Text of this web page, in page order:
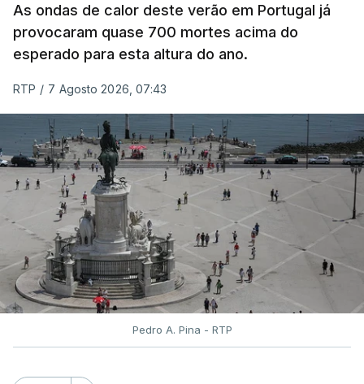
e rigor do processo" devido às falhas na
classificação eletrónica.
Serão também publicadas as notas da 2.ª fase
Quanto aos pedidos de reapreciação de provas
realizadas durante a 1.ª fase, os resultados só
serão disponibilizados às escolas hoje, mas o MECI
assegurou que as pautas serão afixadas durante a
tarde.
A tutela justificou a demora no processo de
reapreciações com o "elevado número de
pedidos", que este ano ultrapassou os 20 mil,
Após a publicação desses resultados, os alunos
As ondas de calor deste verão em Portugal já
provocaram quase 700 mortes acima do
esperado para esta altura do ano.
RTP / 7 Agosto 2026, 07:43
Pedro A. Pina - RTP